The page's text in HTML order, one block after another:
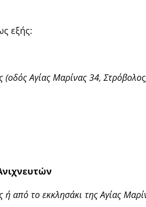
εξής:
Αγίας Μαρίνας 34,
από το εκκλησάκι της Αγίας